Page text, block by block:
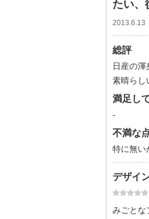
たい、
2013.6.13
総評
日産の
素晴らし
満足し
-
不満な
特に無い
デザイ
みごとな